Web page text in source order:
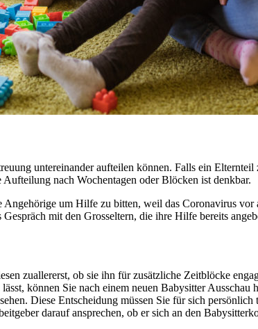
untereinander aufteilen können. Falls ein
nach Wochentagen oder Blöcken ist denkbar.
Angehörige um Hilfe zu bitten, weil das Coronavirus
mit den Grosseltern, die ihre Hilfe bereits
zuallererst, ob sie ihn für zusätzliche Zeitblöcke
können Sie nach einem neuen Babysitter
Diese Entscheidung müssen Sie für sich
darauf ansprechen, ob er sich an den